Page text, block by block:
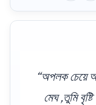
“অপলক চেয়ে
মেঘ ,তুমি